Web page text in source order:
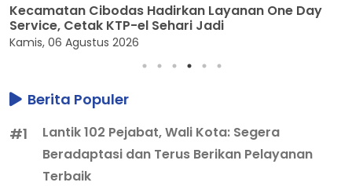
Kecamatan Cibodas Hadirkan Layanan One Day
Service, Cetak KTP-el Sehari Jadi
Kamis, 06 Agustus 2026
Berita Populer
#1
Lantik 102 Pejabat, Wali Kota: Segera
Beradaptasi dan Terus Berikan Pelayanan
Terbaik